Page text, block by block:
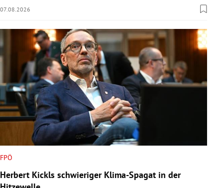
07.08.2026
FPÖ
Herbert Kickls schwieriger Klima-Spagat in der